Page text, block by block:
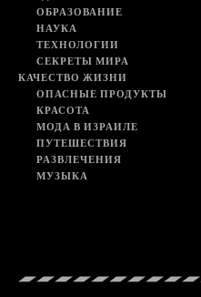
ОБРАЗОВАНИЕ
НАУКА
ТЕХНОЛОГИИ
СЕКРЕТЫ МИРА
КАЧЕСТВО ЖИЗНИ
ОПАСНЫЕ ПРОДУКТЫ
КРАСОТА
МОДА В ИЗРАИЛЕ
ПУТЕШЕСТВИЯ
РАЗВЛЕЧЕНИЯ
МУЗЫКА